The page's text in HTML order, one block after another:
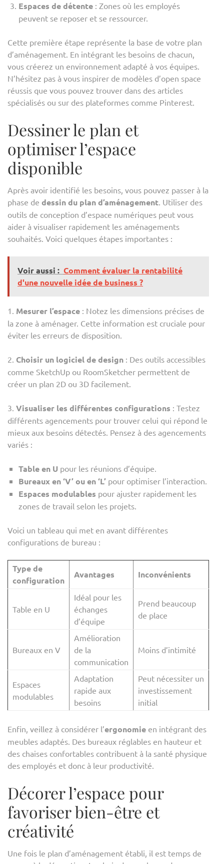
Espaces de détente : Zones où les employés
peuvent se reposer et se ressourcer.
Cette première étape représente la base de votre plan
d’aménagement. En intégrant les besoins de chacun,
vous créerez un environnement adapté à vos équipes.
N’hésitez pas à vous inspirer de modèles d’open space
réussis que vous pouvez trouver dans des articles
spécialisés ou sur des plateformes comme Pinterest.
Dessiner le plan et
optimiser l’espace
disponible
Après avoir identifié les besoins, vous pouvez passer à la
phase de dessin du plan d’aménagement. Utiliser des
outils de conception d’espace numériques peut vous
aider à visualiser rapidement les aménagements
souhaités. Voici quelques étapes importantes :
Voir aussi : Comment évaluer la rentabilité
d'une nouvelle idée de business ?
1. Mesurer l’espace : Notez les dimensions précises de
la zone à aménager. Cette information est cruciale pour
éviter les erreurs de disposition.
2. Choisir un logiciel de design : Des outils accessibles
comme SketchUp ou RoomSketcher permettent de
créer un plan 2D ou 3D facilement.
3. Visualiser les différentes configurations : Testez
différents agencements pour trouver celui qui répond le
mieux aux besoins détectés. Pensez à des agencements
variés :
Table en U pour les réunions d’équipe.
Bureaux en ‘V’ ou en ‘L’ pour optimiser l’interaction.
Espaces modulables pour ajuster rapidement les
zones de travail selon les projets.
Voici un tableau qui met en avant différentes
configurations de bureau :
Type de
configuration
Avantages Inconvénients
Table en U
Idéal pour les
échanges
d’équipe
Prend beaucoup
de place
Bureaux en V
Amélioration
de la
communication
Moins d’intimité
Espaces
modulables
Adaptation
rapide aux
besoins
Peut nécessiter un
investissement
initial
Enfin, veillez à considérer l’ergonomie en intégrant des
meubles adaptés. Des bureaux réglables en hauteur et
des chaises confortables contribuent à la santé physique
des employés et donc à leur productivité.
Décorer l’espace pour
favoriser bien-être et
créativité
Une fois le plan d’aménagement établi, il est temps de